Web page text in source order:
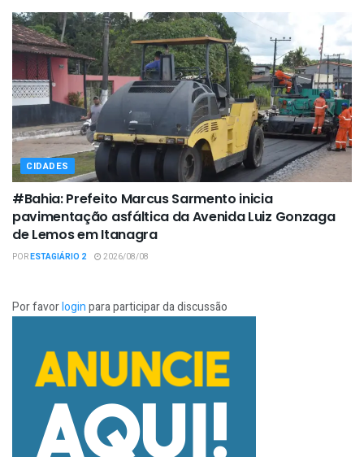
CIDADES
#Bahia: Prefeito Marcus Sarmento inicia
pavimentação asfáltica da Avenida Luiz Gonzaga
de Lemos em Itanagra
PORESTAGIÁRIO 2 2026/08/08
Por favorloginpara participar da discussão